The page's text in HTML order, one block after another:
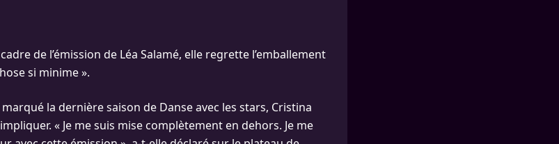
de l’émission de Léa Salamé, elle regrette l’emballement
si minime ».
la dernière saison de Danse avec les stars, Cristina
« Je me suis mise complètement en dehors. Je me